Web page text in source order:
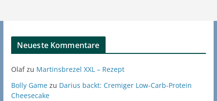
Neueste Kommentare
Olafzu Martinsbrezel XXL – Rezept
Bolly Gamezu Darius backt: Cremiger Low-Carb-Protein
Cheesecake